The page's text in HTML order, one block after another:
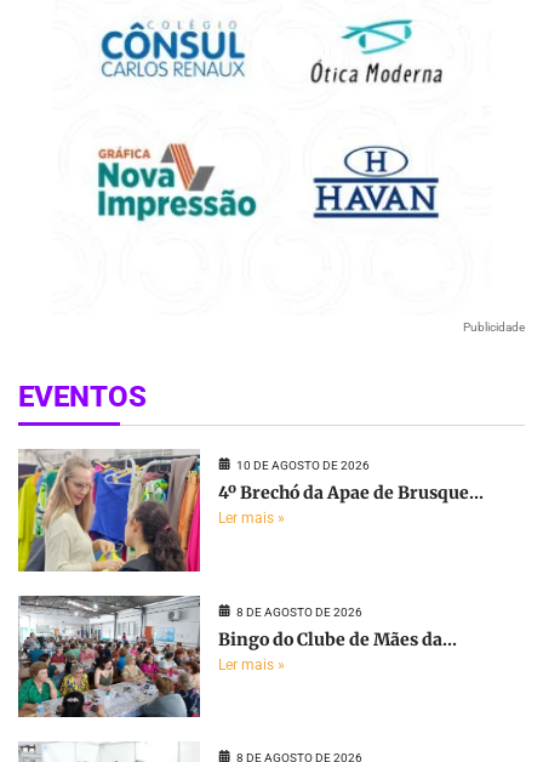
Publicidade
EVENTOS
10 DE AGOSTO DE 2026
4º Brechó da Apae de Brusque...
Ler mais »
8 DE AGOSTO DE 2026
Bingo do Clube de Mães da...
Ler mais »
8 DE AGOSTO DE 2026